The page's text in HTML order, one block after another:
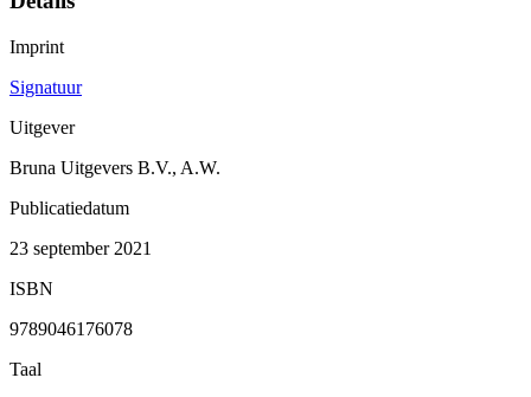
Imprint
Signatuur
Uitgever
Bruna Uitgevers B.V., A.W.
Publicatiedatum
23 september 2021
ISBN
9789046176078
Taal